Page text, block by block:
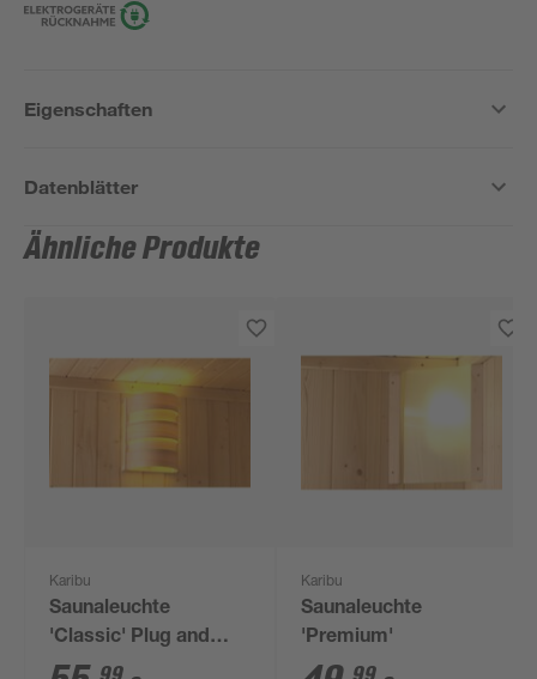
Eigenschaften
Datenblätter
Ähnliche Produkte
Karibu
Saunaleuchte
'Classic' Plug and
Play IP54, E27,
Karibu
Saunaleuchte
'Premium'